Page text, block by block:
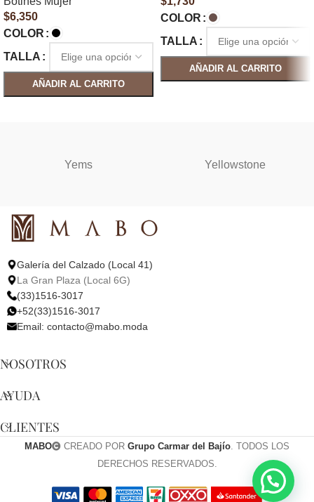
$6,350
COLOR
TALLA
AÑADIR AL CARRITO
COLOR
TALLA
AÑADIR AL CARRITO
Yems Yellowstone
Galería del Calzado (Local 41)
La Gran Plaza (Local 6G)
(33)1516-3017
+52(33)1516-3017
Email: contacto@mabo.moda
NOSOTROS
AYUDA
CLIENTES
MABO CREADO POR Grupo Carmar del Bajío . TODOS LOS
DERECHOS RESERVADOS.